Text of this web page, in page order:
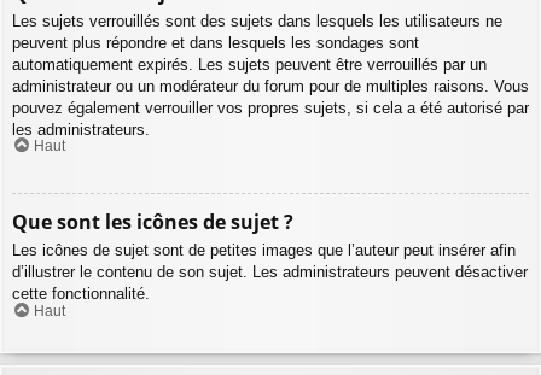
Les sujets verrouillés sont des sujets dans lesquels les utilisateurs ne
peuvent plus répondre et dans lesquels les sondages sont
automatiquement expirés. Les sujets peuvent être verrouillés par un
administrateur ou un modérateur du forum pour de multiples raisons. Vous
pouvez également verrouiller vos propres sujets, si cela a été autorisé par
les administrateurs.
Haut
Que sont les icônes de sujet ?
Les icônes de sujet sont de petites images que l’auteur peut insérer afin
d’illustrer le contenu de son sujet. Les administrateurs peuvent désactiver
cette fonctionnalité.
Haut